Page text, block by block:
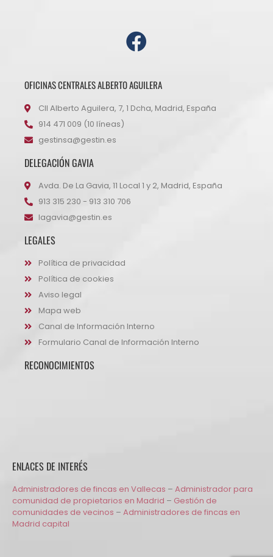
OFICINAS CENTRALES ALBERTO AGUILERA
Cll Alberto Aguilera, 7, 1 Dcha, Madrid, España
914 471 009 (10 líneas)
gestinsa@gestin.es
DELEGACIÓN GAVIA
Avda. De La Gavia, 11 Local 1 y 2, Madrid, España
913 315 230 - 913 310 706
lagavia@gestin.es
LEGALES
Política de privacidad
Política de cookies
Aviso legal
Mapa web
Canal de Información Interno
Formulario Canal de Información Interno
RECONOCIMIENTOS
ENLACES DE INTERÉS
Administradores de fincas en Vallecas – Administrador para
comunidad de propietarios en Madrid – Gestión de
comunidades de vecinos – Administradores de fincas en
Madrid capital